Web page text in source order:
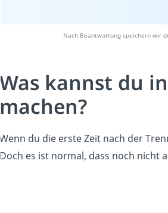
Nach Beantwortung speichern wir
Was kannst du
machen?
Wenn du die erste Zeit nach der
Doch es ist normal, dass noch nicht